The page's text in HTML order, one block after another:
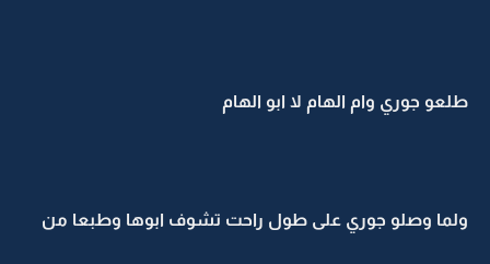
طلعو جوري وام الهام لا ابو الهام
ولما وصلو جوري على طول راحت تشوف ابوها وطبعا من